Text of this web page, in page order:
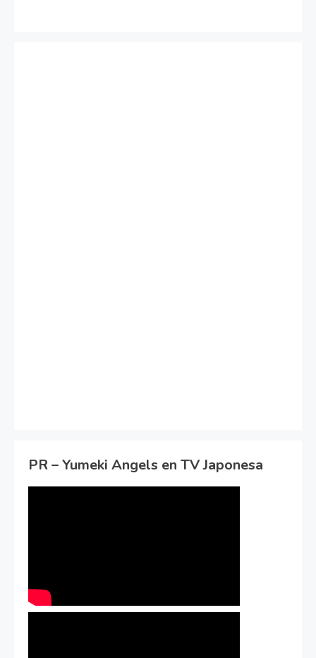
PR – Yumeki Angels en TV Japonesa